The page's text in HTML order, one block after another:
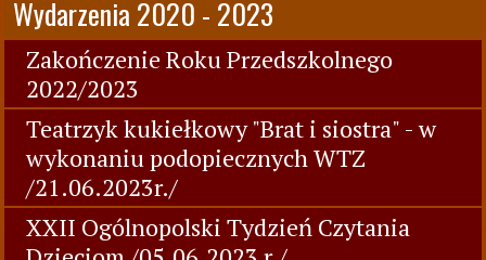
Wydarzenia 2020 - 2023
Zakończenie Roku Przedszkolnego
2022/2023
Teatrzyk kukiełkowy "Brat i siostra" - w
wykonaniu podopiecznych WTZ
/21.06.2023r./
XXII Ogólnopolski Tydzień Czytania